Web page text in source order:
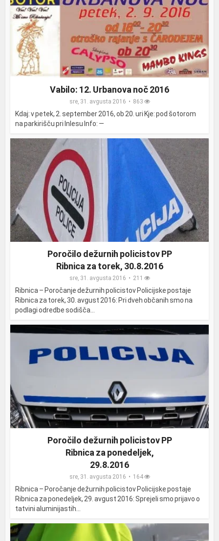
Vabilo: 12. Urbanova noč 2016
sre, 31. avgusta 2016 863
Kdaj: v petek, 2. september 2016, ob 20. uri Kje: pod šotorom
na parkirišču pri Inlesu Info: —
Poročilo dežurnih policistov PP
Ribnica za torek, 30.8.2016
sre, 31. avgusta 2016 211
Ribnica – Poročanje dežurnih policistov Policijske postaje
Ribnica za torek, 30. avgust 2016: Pri dveh občanih smo na
podlagi odredbe sodišča...
Poročilo dežurnih policistov PP
Ribnica za ponedeljek,
29.8.2016
sre, 31. avgusta 2016 164
Ribnica – Poročanje dežurnih policistov Policijske postaje
Ribnica za ponedeljek, 29. avgust 2016: Sprejeli smo prijavo o
tatvini aluminijastih...